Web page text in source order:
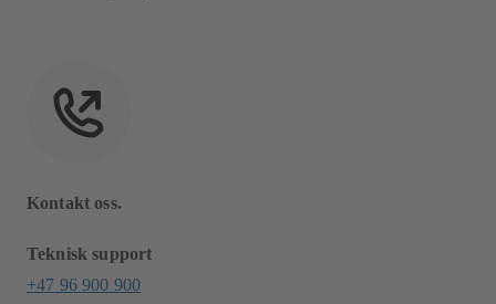
Kontakt oss.
Teknisk support
+47 96 900 900